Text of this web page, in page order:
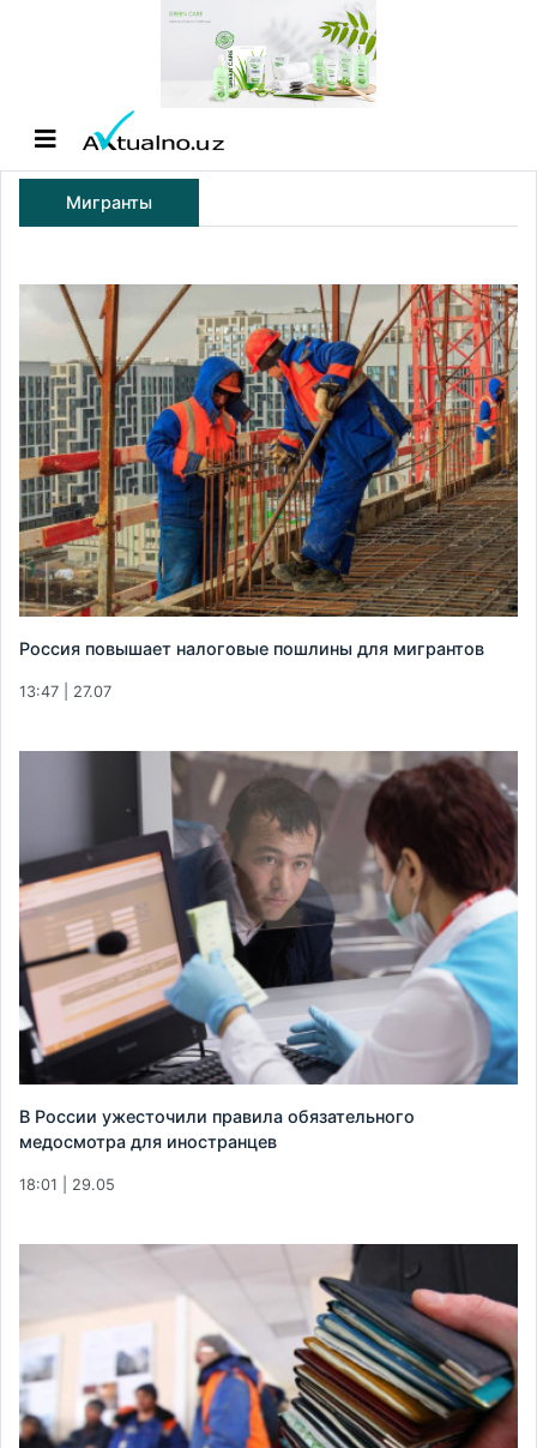
Мигранты
Россия повышает налоговые пошлины для мигрантов
13:47 | 27.07
В России ужесточили правила обязательного
медосмотра для иностранцев
18:01 | 29.05